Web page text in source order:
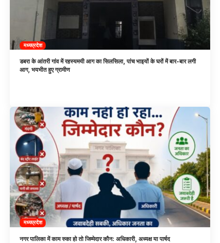
मध्यप्रदेश
डबरा के आंतरी गांव में रहस्यमयी आग का सिलसिला, पांच भाइयों के घरों में बार-बार लगी
आग, भयभीत हुए ग्रामीण
मध्यप्रदेश
नगर पालिका में काम रुका हो तो जिम्मेदार कौन: अधिकारी, अध्यक्ष या पार्षद